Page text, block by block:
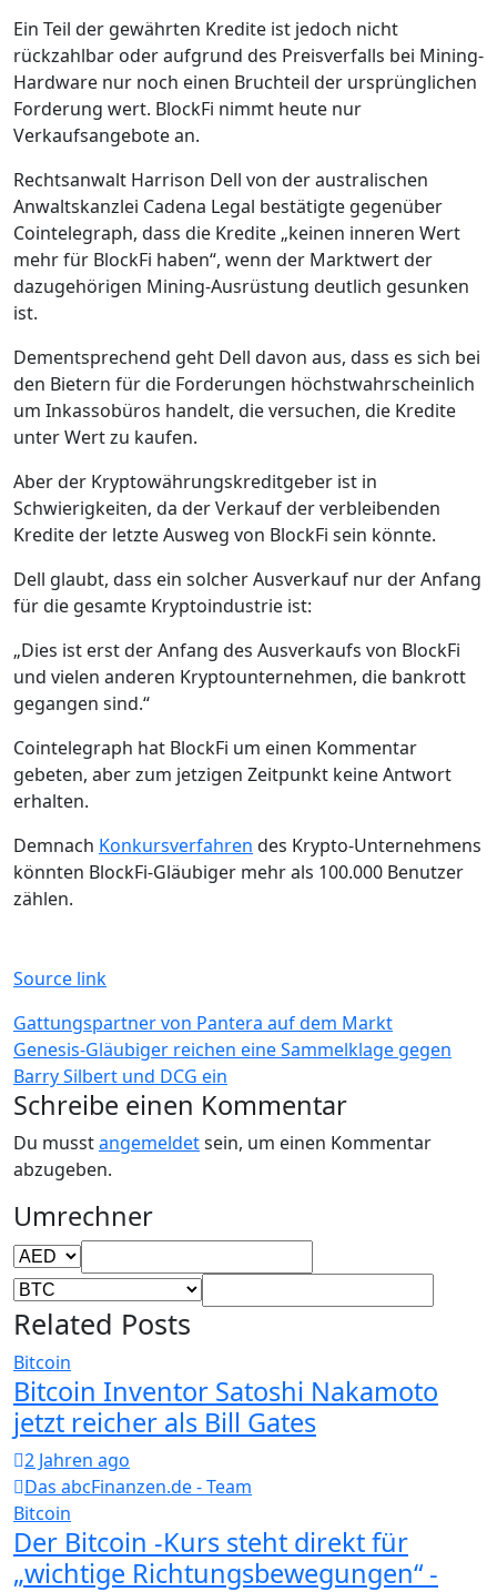
Ein Teil der gewährten Kredite ist jedoch nicht
rückzahlbar oder aufgrund des Preisverfalls bei Mining-
Hardware nur noch einen Bruchteil der ursprünglichen
Forderung wert. BlockFi nimmt heute nur
Verkaufsangebote an.
Rechtsanwalt Harrison Dell von der australischen
Anwaltskanzlei Cadena Legal bestätigte gegenüber
Cointelegraph, dass die Kredite „keinen inneren Wert
mehr für BlockFi haben“, wenn der Marktwert der
dazugehörigen Mining-Ausrüstung deutlich gesunken
ist.
Dementsprechend geht Dell davon aus, dass es sich bei
den Bietern für die Forderungen höchstwahrscheinlich
um Inkassobüros handelt, die versuchen, die Kredite
unter Wert zu kaufen.
Aber der Kryptowährungskreditgeber ist in
Schwierigkeiten, da der Verkauf der verbleibenden
Kredite der letzte Ausweg von BlockFi sein könnte.
Dell glaubt, dass ein solcher Ausverkauf nur der Anfang
für die gesamte Kryptoindustrie ist:
„Dies ist erst der Anfang des Ausverkaufs von BlockFi
und vielen anderen Kryptounternehmen, die bankrott
gegangen sind.“
Cointelegraph hat BlockFi um einen Kommentar
gebeten, aber zum jetzigen Zeitpunkt keine Antwort
erhalten.
Demnach Konkursverfahren des Krypto-Unternehmens
könnten BlockFi-Gläubiger mehr als 100.000 Benutzer
zählen.
Source link
Beitragsnavigation
Gattungspartner von Pantera auf dem Markt
Genesis-Gläubiger reichen eine Sammelklage gegen
Barry Silbert und DCG ein
Schreibe einen Kommentar
Du musstangemeldetsein, um einen Kommentar
abzugeben.
Umrechner
Related Posts
Bitcoin
Bitcoin Inventor Satoshi Nakamoto
jetzt reicher als Bill Gates
2 Jahren ago
Das abcFinanzen.de - Team
Bitcoin
Der Bitcoin -Kurs steht direkt für
„wichtige Richtungsbewegungen“ -